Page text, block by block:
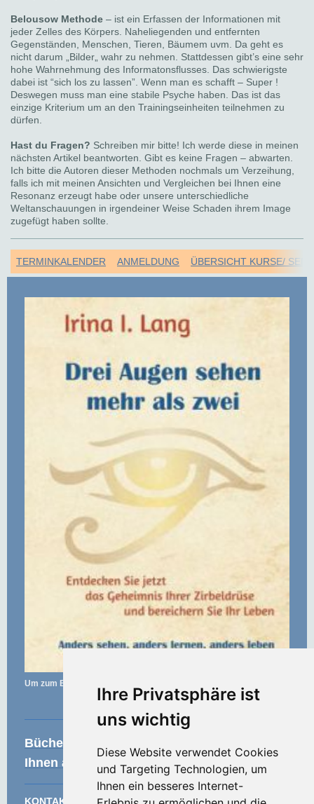
Ihre Privatsphäre ist
uns wichtig
Diese Website verwendet Cookies
und Targeting Technologien, um
Ihnen ein besseres Internet-
Belousow Methode – ist ein Erfassen der Informationen mit
jeder Zelles des Körpers. Naheliegenden und entfernten
Gegenständen, Menschen, Tieren, Bäumem uvm. Da geht es
nicht darum „Bilder„ wahr zu nehmen. Stattdessen gibt’s eine sehr
hohe Wahrnehmung des Informatonsflusses. Das schwierigste
dabei ist “sich los zu lassen”. Wenn man es schafft – Super !
Deswegen muss man eine stabile Psyche haben. Das ist das
einzige Kriterium um an den Trainingseinheiten teilnehmen zu
dürfen.
Hast du Fragen? Schreiben mir bitte! Ich werde diese in meinen
nächsten Artikel beantworten. Gibt es keine Fragen – abwarten.
Ich bitte die Autoren dieser Methoden nochmals um Verzeihung,
falls ich mit meinen Ansichten und Vergleichen bei Ihnen eine
Resonanz erzeugt habe oder unsere unterschiedliche
Weltanschauungen in irgendeiner Weise Schaden ihrem Image
zugefügt haben sollte.
TERMINKALENDER ANMELDUNG ÜBERSICHT KURSE/
Um zum Buchhändler zu gelangen, klicken Sie auf das Bild.
Bücherempfehlung - diese Bücher lege ich
Ihnen ans Herz
KONTAKT